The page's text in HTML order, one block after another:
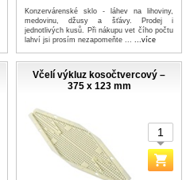
Konzervárenské sklo - láhev na lihoviny,
medovinu, džusy a šťávy. Prodej i
jednotlivých kusů. Při nákupu vet čího počtu
lahví jsi prosím nezapomeňte ... ...více
Včelí výkluz kosočtvercový –
375 x 123 mm